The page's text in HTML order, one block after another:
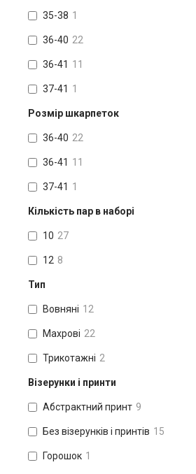
35-38 1
36-40 22
36-41 11
37-41 1
Розмір шкарпеток
36-40 22
36-41 11
37-41 1
Кількість пар в наборі
10 27
12 8
Тип
Вовняні 12
Махрові 22
Трикотажні 2
Візерунки і принти
Абстрактний принт 9
Без візерунків і принтів 15
Горошок 1